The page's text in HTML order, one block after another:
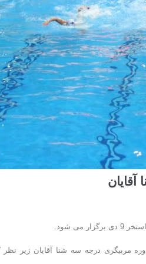
مربیگری درجه سه شنا آقایان زیر